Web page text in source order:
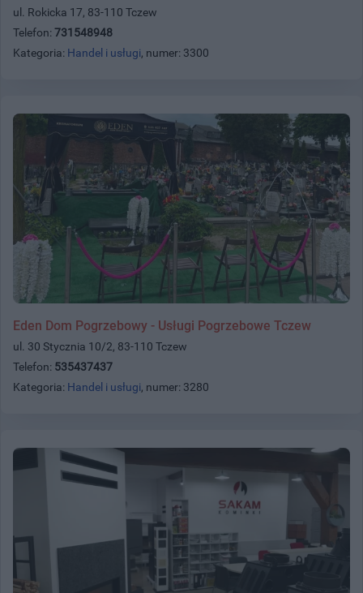
ul. Rokicka 17, 83-110 Tczew
Telefon: 731548948
Kategoria: Handel i usługi, numer: 3300
Eden Dom Pogrzebowy - Usługi Pogrzebowe Tczew
ul. 30 Stycznia 10/2, 83-110 Tczew
Telefon: 535437437
Kategoria: Handel i usługi, numer: 3280